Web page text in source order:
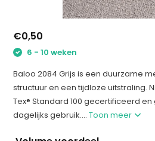
€0,50
6 - 10 weken
Baloo 2084 Grijs is een duurzame
structuur en een tijdloze uitstraling.
Tex® Standard 100 gecertificeerd
dagelijks gebruik....Toon meer